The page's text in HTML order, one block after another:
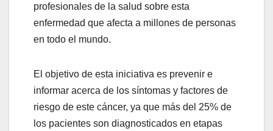
profesionales de la salud sobre esta
enfermedad que afecta a millones de personas
en todo el mundo.
El objetivo de esta iniciativa es prevenir e
informar acerca de los síntomas y factores de
riesgo de este cáncer, ya que más del 25% de
los pacientes son diagnosticados en etapas